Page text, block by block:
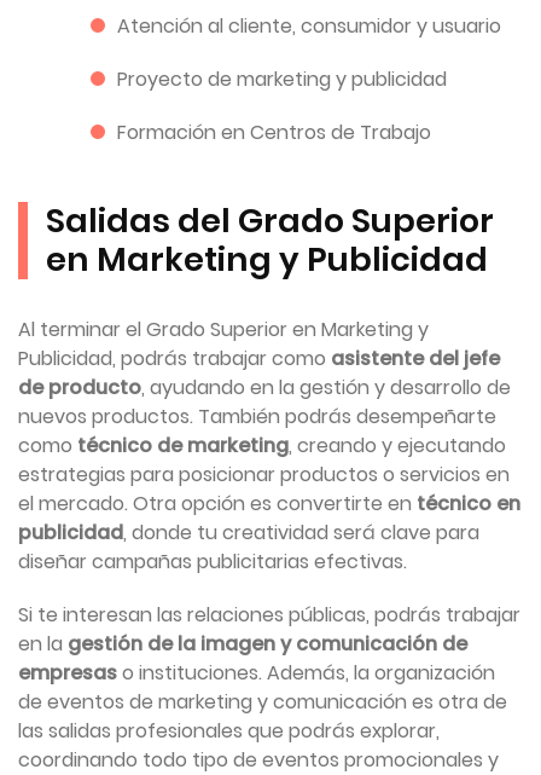
Atención al cliente, consumidor y usuario
Proyecto de marketing y publicidad
Formación en Centros de Trabajo
Salidas del Grado Superior
en Marketing y Publicidad
Al terminar el Grado Superior en Marketing y
Publicidad, podrás trabajar como asistente del jefe
de producto, ayudando en la gestión y desarrollo de
nuevos productos. También podrás desempeñarte
como técnico de marketing, creando y ejecutando
estrategias para posicionar productos o servicios en
el mercado. Otra opción es convertirte en técnico en
publicidad, donde tu creatividad será clave para
diseñar campañas publicitarias efectivas.
Si te interesan las relaciones públicas, podrás trabajar
en la gestión de la imagen y comunicación de
empresaso instituciones. Además, la organización
de eventos de marketing y comunicación es otra de
las salidas profesionales que podrás explorar,
coordinando todo tipo de eventos promocionales y